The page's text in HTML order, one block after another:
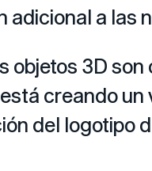
a las
3D
creando
del logotipo